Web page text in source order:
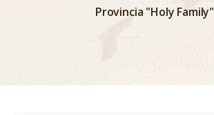
Provincia "Holy Family"